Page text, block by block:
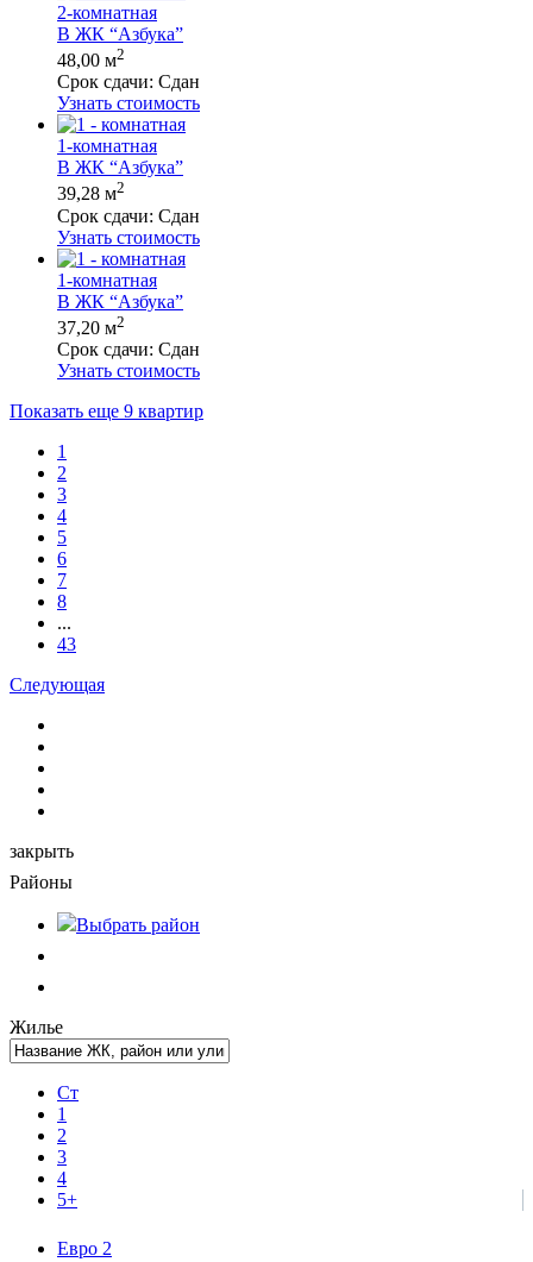
2-комнатная
В ЖК “Азбука”
48,00 м2
Срок сдачи: Сдан
Узнать стоимость
1-комнатная
В ЖК “Азбука”
39,28 м2
Срок сдачи: Сдан
Узнать стоимость
1-комнатная
В ЖК “Азбука”
37,20 м2
Срок сдачи: Сдан
Узнать стоимость
Показать еще 9 квартир
1
2
3
4
5
6
7
8
...
43
Следующая
закрыть
Районы
Выбрать район
Жилье
Ст
1
2
3
4
5+
Евро 2